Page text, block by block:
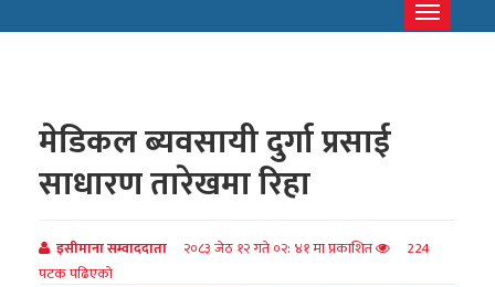
Toggle
मेडिकल ब्यवसायी दुर्गा प्रसाई
साधारण तारेखमा रिहा
इसीमाना सम्वाददाता २०८३ जेठ १२ गते ०२: ४१ मा प्रकाशित
224
पटक पढिएको